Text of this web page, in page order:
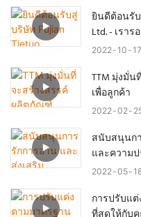
ยินดีต้อนรับ
Ltd. - เรา
2022 10 17
TTM มุ่งมั่
เพื่อลูกค้า
2022 02
สนับสนุนก
และความ
2022 05
การปรับแ